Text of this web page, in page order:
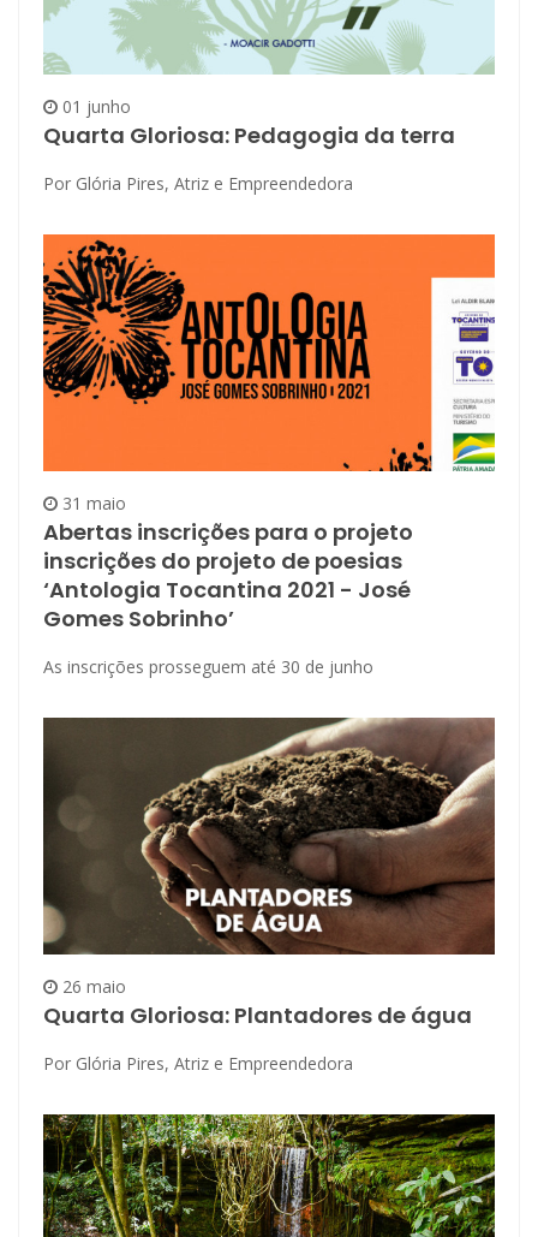
01 junho
Quarta Gloriosa: Pedagogia da terra
Por Glória Pires, Atriz e Empreendedora
31 maio
Abertas inscrições para o projeto
inscrições do projeto de poesias
‘Antologia Tocantina 2021 - José
Gomes Sobrinho’
As inscrições prosseguem até 30 de junho
26 maio
Quarta Gloriosa: Plantadores de água
Por Glória Pires, Atriz e Empreendedora